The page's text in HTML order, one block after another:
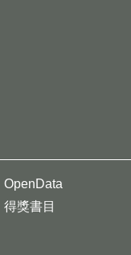
OpenData
得獎書目